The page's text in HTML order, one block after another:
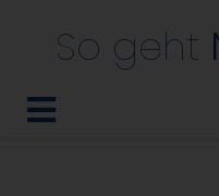
So geht